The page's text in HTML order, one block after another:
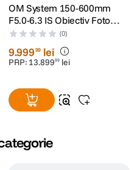
OM System 150-600mm
F5.0-6.3 IS Obiectiv Foto
Mirrorless
(0)
9.99999 lei
PRP: 13.89999 lei